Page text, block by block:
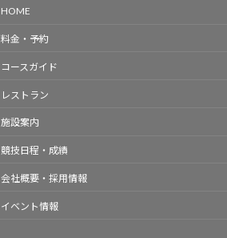
HOME
料金・予約
コースガイド
レストラン
施設案内
競技日程・成績
会社概要・採用情報
イベント情報